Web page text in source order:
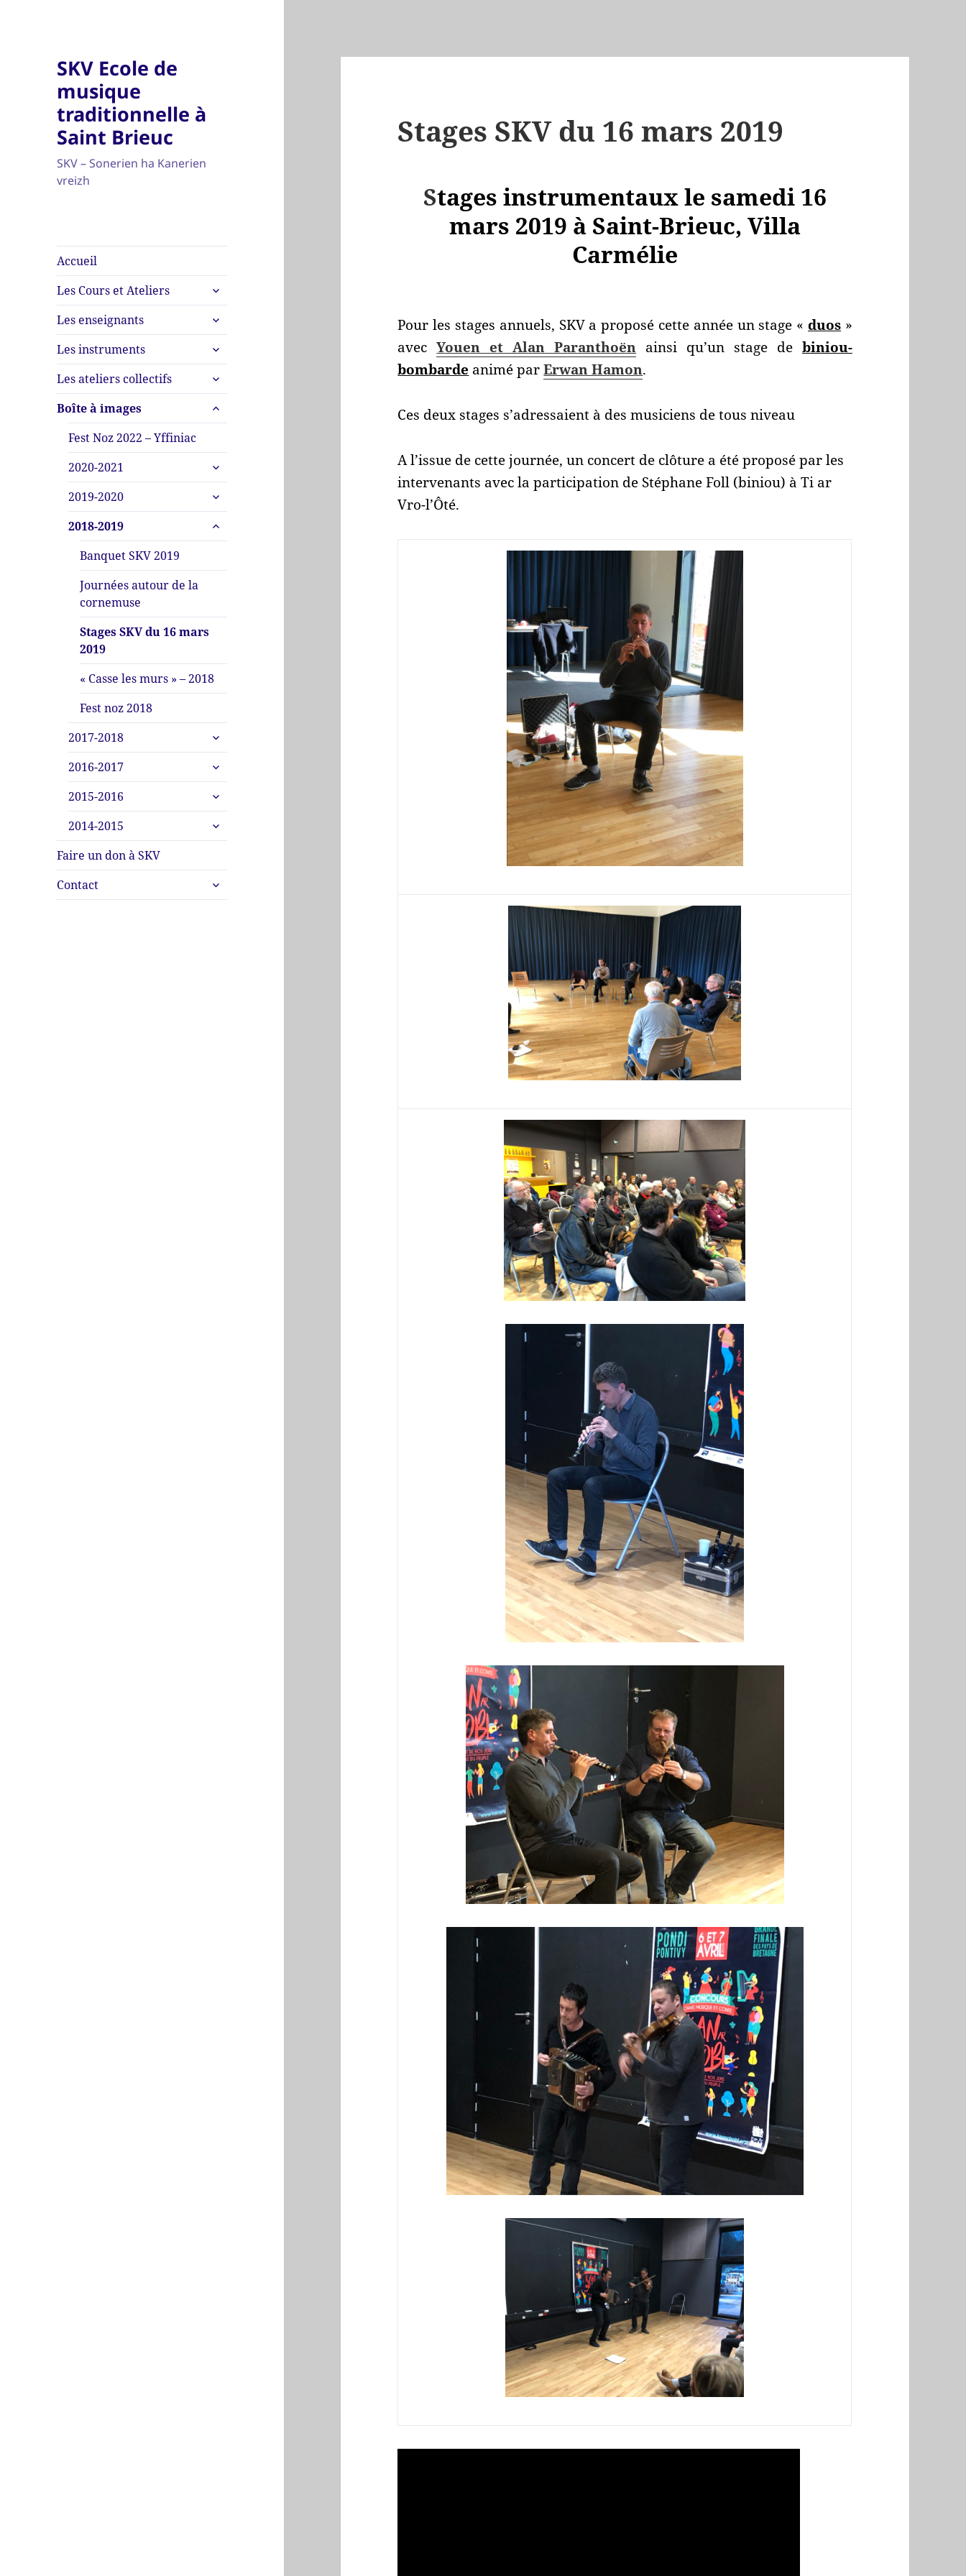
SKV Ecole de
musique
traditionnelle à
Saint Brieuc
SKV – Sonerien ha Kanerien
vreizh
Accueil
Les Cours et Ateliers
ouvrir
le
sous-
menu
Les enseignants
ouvrir
le
sous-
menu
Les instruments
ouvrir
le
sous-
menu
Les ateliers collectifs
ouvrir
le
sous-
menu
Boîte à images
ouvrir
le
menu
Fest Noz 2022 – Yffiniac
2020-2021
ouvrir
le
sous-
menu
2019-2020
ouvrir
le
sous-
menu
2018-2019
ouvrir
le
menu
Banquet SKV 2019
Journées autour de la
cornemuse
Stages SKV du 16 mars
2019
« Casse les murs » – 2018
Fest noz 2018
2017-2018
ouvrir
le
sous-
menu
2016-2017
ouvrir
le
sous-
menu
2015-2016
ouvrir
le
sous-
menu
2014-2015
ouvrir
le
menu
Faire un don à SKV
Contact
ouvrir
le
Stages SKV du 16 mars 2019
Stages instrumentaux le samedi 16
mars 2019 à Saint-Brieuc, Villa
Carmélie
Pour les stages annuels, SKV a proposé cette année un stage «duos »
avecYouen et Alan Paranthoën ainsi qu’un stage de biniou-
bombarde animé parErwan Hamon.
Ces deux stages s’adressaient à des musiciens de tous niveau
A l’issue de cette journée, un concert de clôture a été proposé par les
intervenants avec la participation de Stéphane Foll (biniou) à Ti ar
Vro-l’Ôté.